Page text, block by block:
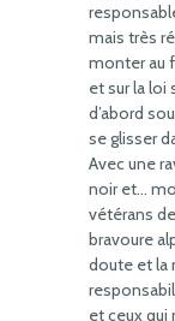
mais très
monter au
et sur la loi
d’abord
se glisser
Avec une
noir et…
vétérans
bravoure
doute et la
et ceux qui